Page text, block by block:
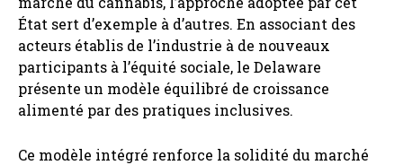
État sert d’exemple à d’autres. En associant des
acteurs établis de l’industrie à de nouveaux
participants à l’équité sociale, le Delaware
présente un modèle équilibré de croissance
alimenté par des pratiques inclusives.
Ce modèle intégré renforce la solidité du marché